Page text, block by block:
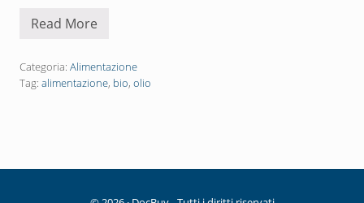
l
o
e
d
e
O
o
e
r
Read More
Categoria: Alimentazione
Tag: alimentazione, bio, olio